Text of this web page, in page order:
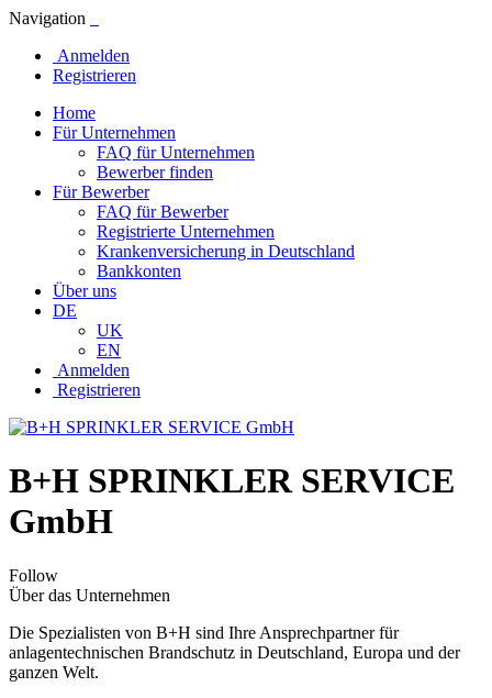
Navigation
Anmelden
Registrieren
Home
Für Unternehmen
FAQ für Unternehmen
Bewerber finden
Für Bewerber
FAQ für Bewerber
Registrierte Unternehmen
Krankenversicherung in Deutschland
Bankkonten
Über uns
DE
UK
EN
Anmelden
Registrieren
B+H SPRINKLER SERVICE
GmbH
Follow
Über das Unternehmen
Die Spezialisten von B+H sind Ihre Ansprechpartner für
anlagentechnischen Brandschutz in Deutschland, Europa und der
ganzen Welt.